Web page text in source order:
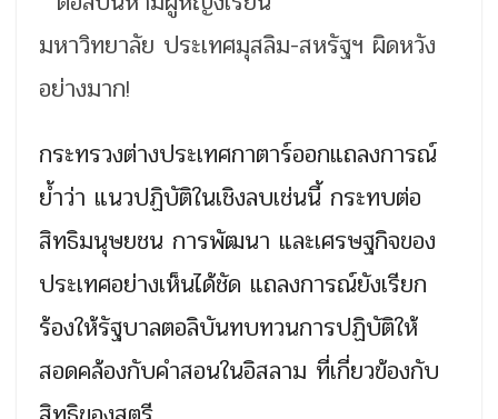
กระทรวงต่างประเทศกาตาร์ออกแถลงการณ์
ย้ำว่า แนวปฏิบัติในเชิงลบเช่นนี้ กระทบต่อ
สิทธิมนุษยชน การพัฒนา และเศรษฐกิจของ
ประเทศอย่างเห็นได้ชัด แถลงการณ์ยังเรียก
ร้องให้รัฐบาลตอลิบันทบทวนการปฏิบัติให้
สอดคล้องกับคำสอนในอิสลาม ที่เกี่ยวข้องกับ